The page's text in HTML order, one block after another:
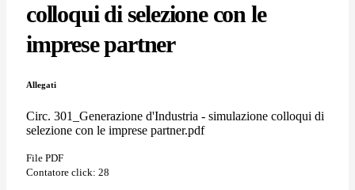
colloqui di selezione con le
imprese partner
Allegati
Circ. 301_Generazione d'Industria - simulazione colloqui di
selezione con le imprese partner.pdf
File PDF
Contatore click: 28